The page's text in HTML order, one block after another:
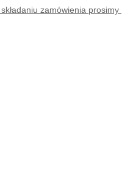
zamówienia prosimy